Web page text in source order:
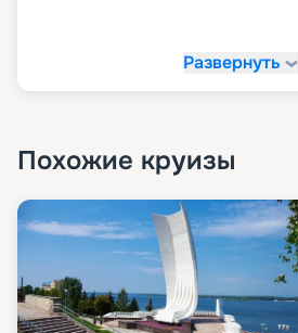
Развернуть
Похожие круизы